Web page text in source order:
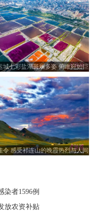
城七彩盐湖斑斓多姿 俯瞰宛如巨
型调色板
令 感受祁连山的晚霞热烈与人间
染者1596例
放农资补贴